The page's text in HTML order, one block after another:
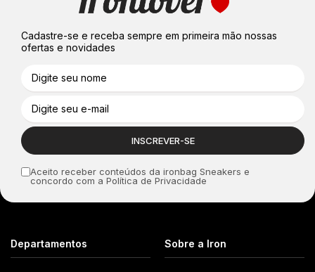
Cadastre-se e receba sempre em primeira mão nossas
ofertas e novidades
Aceito receber conteúdos da ironbag Sneakers e
concordo com a Política de Privacidade
Departamentos Sobre a Iron